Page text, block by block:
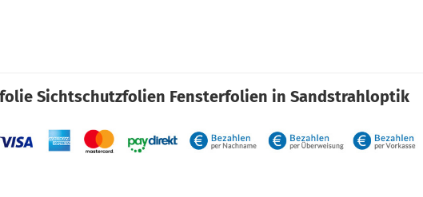
Sichtschutzfolien Fensterfolien in Sandstrahloptik